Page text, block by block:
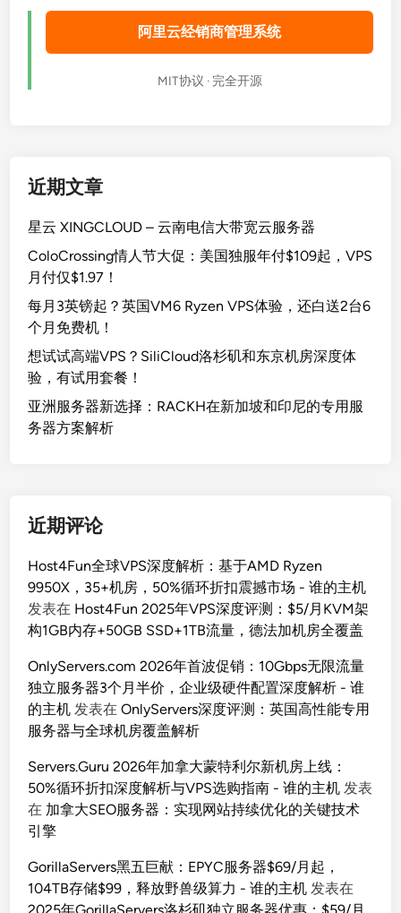
阿里云经销商管理系统
MIT协议 · 完全开源
近期文章
星云 XINGCLOUD – 云南电信大带宽云服务器
ColoCrossing情人节大促：美国独服年付$109起，VPS
月付仅$1.97！
每月3英镑起？英国VM6 Ryzen VPS体验，还白送2台6
个月免费机！
想试试高端VPS？SiliCloud洛杉矶和东京机房深度体
验，有试用套餐！
亚洲服务器新选择：RACKH在新加坡和印尼的专用服
务器方案解析
近期评论
Host4Fun全球VPS深度解析：基于AMD Ryzen
9950X，35+机房，50%循环折扣震撼市场 - 谁的主机
发表在 Host4Fun 2025年VPS深度评测：$5/月KVM架
构1GB内存+50GB SSD+1TB流量，德法加机房全覆盖
OnlyServers.com 2026年首波促销：10Gbps无限流量
独立服务器3个月半价，企业级硬件配置深度解析 - 谁
的主机 发表在OnlyServers深度评测：英国高性能专用
服务器与全球机房覆盖解析
Servers.Guru 2026年加拿大蒙特利尔新机房上线：
50%循环折扣深度解析与VPS选购指南 - 谁的主机 发表
在 加拿大SEO服务器：实现网站持续优化的关键技术
引擎
GorillaServers黑五巨献：EPYC服务器$69/月起，
104TB存储$99，释放野兽级算力 - 谁的主机 发表在
2025年GorillaServers洛杉矶独立服务器优惠：$59/月